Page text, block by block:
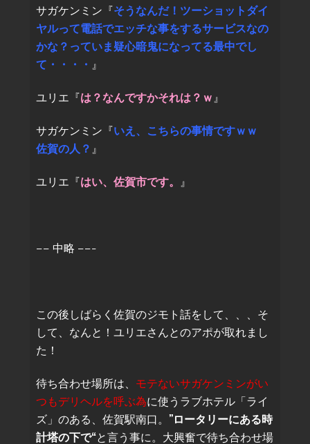
サガケンミン『 そうなんだ！ツーショットダイ
ヤルって電話でエッチな事をするサービスなの
かな？っていま疑心暗鬼になってる最中でし
て・・・・
』
ユリエ『 は？なんですかそれは？ｗ 』
サガケンミン『 いえ、こちらの事情ですｗｗ
佐賀の人？ 』
ユリエ『 はい、佐賀市です。 』
—— 中略 ——-
この後しばらく佐賀のジモト話をして、、、そ
して、なんと！ユリエさんとのアポが取れまし
た！
待ち合わせ場所は、 モテないサガケンミンがい
つもデリヘルを呼ぶ為に使うラブホテル「ライ
ズ」のある、佐賀駅南口。”ロータリーにある時
計塔の下で“と言う事に。大興奮で待ち合わせ場